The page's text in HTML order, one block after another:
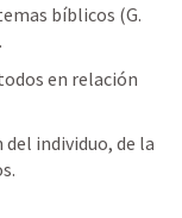
bíblicos (G.
en relación
individuo, de la